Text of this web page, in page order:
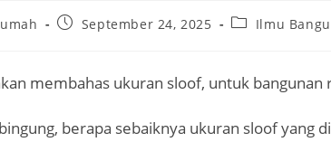
PostSeptember 24, 2025
PostIlmu
membahas ukuran sloof, untuk bangunan
berapa sebaiknya ukuran sloof yang